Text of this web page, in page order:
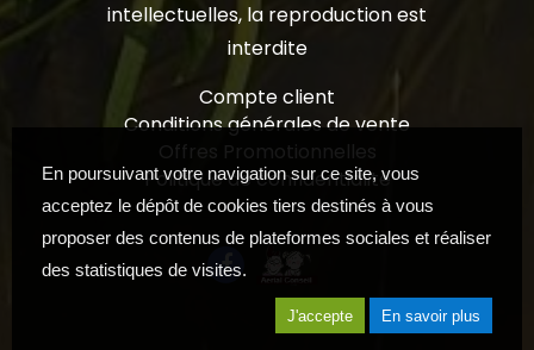
intellectuelles, la reproduction est
interdite
Compte client
Conditions générales de vente
Offres Promotionnelles
Politique de confidentialité
En poursuivant votre navigation sur ce site, vous
acceptez le dépôt de cookies tiers destinés à vous
proposer des contenus de plateformes sociales et réaliser
des statistiques de visites.
J'accepte En savoir plus